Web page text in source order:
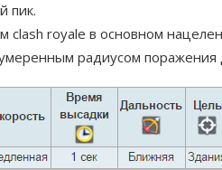
пик.
clash royale в основном
радиусом поражения